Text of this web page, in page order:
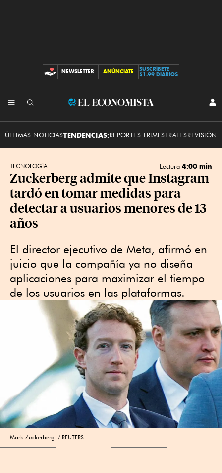
CONTRIBUCIONES
NEWSLETTER ANÚNCIATE
SUSCRÍBETE
$1.99 DIARIOS
El
ÚLTIMAS NOTICIASTENDENCIAS:REPORTES TRIMESTRALESREVISIÓN
TECNOLOGÍA Lectura 4:00 min
Zuckerberg admite que Instagram
tardó en tomar medidas para
detectar a usuarios menores de 13
años
El director ejecutivo de Meta, afirmó en
juicio que la compañía ya no diseña
aplicaciones para maximizar el tiempo
de los usuarios en las plataformas.
Mark Zuckerberg. REUTERS